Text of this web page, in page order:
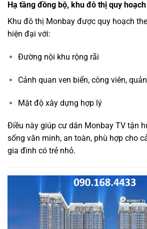
Hạ tầng đồng bộ, khu đô thị quy
Khu đô thị Monbay được quy hoạch
hiện đại với:
Đường nội khu rộng rãi
Cảnh quan ven biển, công viên,
Mật độ xây dựng hợp lý
Điều này giúp cư dân Monbay TV tận
sống văn minh, an toàn, phù hợp cho
gia đình có trẻ nhỏ.